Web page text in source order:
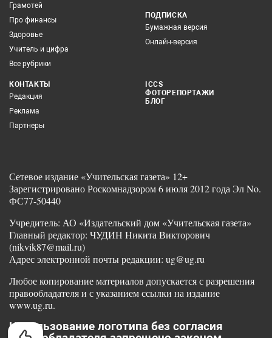
Грамотей
Про финансы
Здоровье
Учитель и цифра
Все рубрики
ПОДПИСКА
Бумажная версия
Онлайн-версия
КОНТАКТЫ
Редакция
Реклама
Партнеры
ICCS
ФОТОРЕПОРТАЖИ
БЛОГ
Сетевое издание «Учительская газета» 12+
Зарегистрировано Роскомнадзором 6 июля 2012 года Эл No.
ФС77-50440
Учредитель: АО «Издательский дом «Учительская газета»
Главный редактор: ЧУДИН Никита Викторович
(nikvik87@mail.ru)
Адрес электронной почты редакции: ug@ug.ru
Любое копирование материалов допускается с разрешения
правообладателя и с указанием ссылки на издание
www.ug.ru.
Использование логотипа без согласия